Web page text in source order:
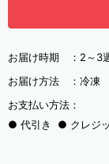
お届け時期 ： 2～3
お届け方法 ： 冷凍
お支払い方法：
代引き
クレジ